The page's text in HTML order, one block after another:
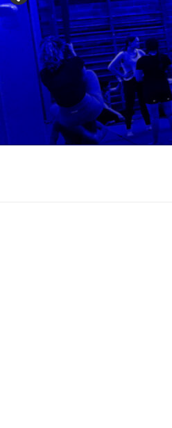
Zum
Inhalt
springen